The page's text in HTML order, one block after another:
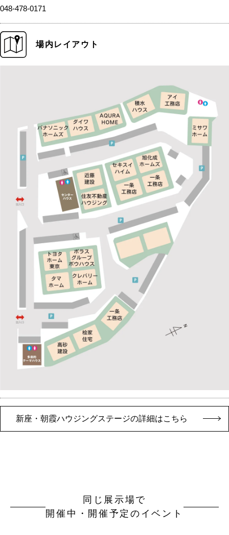
048-478-0171
場内レイアウト
新座・朝霞ハウジングステージの詳細はこちら
同じ展示場で
開催中・開催予定のイベント